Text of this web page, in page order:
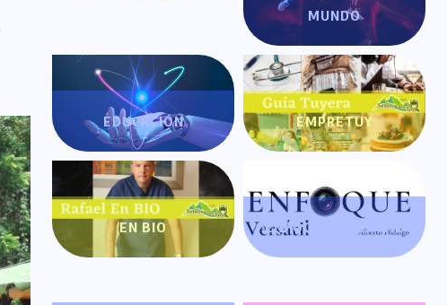
MUNDO
EDUCACIÓN EMPRETUY
EN BIO ENFOQUE VERSÁTIL